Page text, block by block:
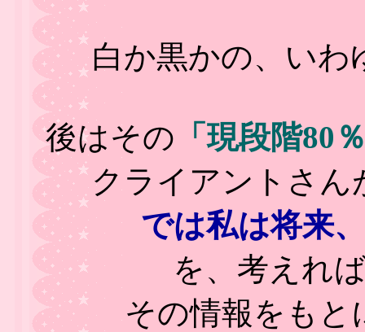
白か黒かの、いわ
後はその 「現段階80
クライアントさ
では私は将来
を、考えれ
その情報をもと